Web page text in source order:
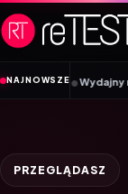
Przejdź do treści
NAJNOWSZE
linii•Wydajny
PRZEGLĄDASZ